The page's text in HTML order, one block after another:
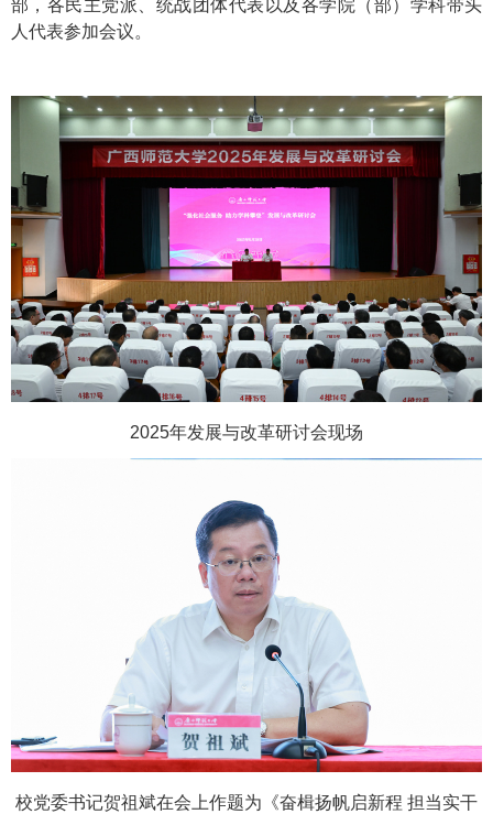
部，各民主党派、统战团体代表以及各学院（部）学科带头
人代表参加会议。
2025年发展与改革研讨会现场
校党委书记贺祖斌在会上作题为《奋楫扬帆启新程 担当实干